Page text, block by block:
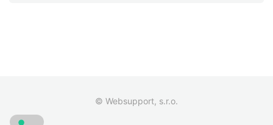
© Websupport, s.r.o.